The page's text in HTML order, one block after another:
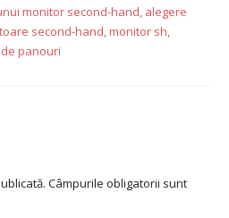
monitor second-hand, alegere
second-hand,monitor sh,
panouri
Câmpurile obligatorii sunt